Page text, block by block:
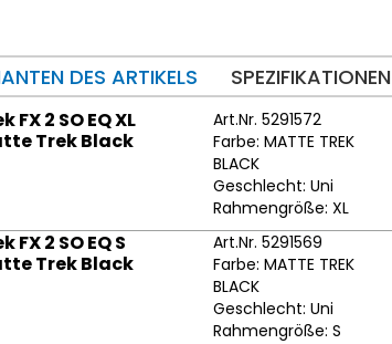
DES ARTIKELS SPEZIFIKATIONEN
FX 2 SO EQ XL
Trek Black
Art.Nr. 5291572
Farbe: MATTE TREK
BLACK
Geschlecht: Uni
Rahmengröße: XL
FX 2 SO EQ S
Trek Black
Art.Nr. 5291569
Farbe: MATTE TREK
BLACK
Geschlecht: Uni
Rahmengröße: S